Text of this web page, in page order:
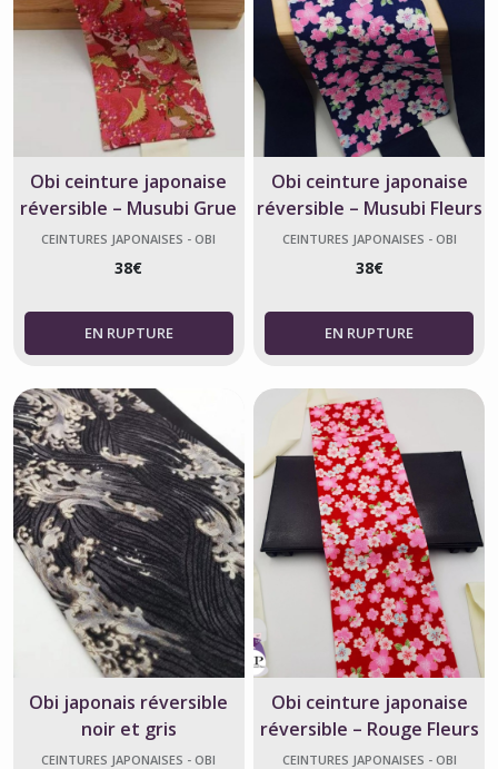
Obi ceinture japonaise
réversible – Musubi Grue
et Jardin Rose – Fabriqué
en France
CEINTURES JAPONAISES - OBI
38€
Obi ceinture japonaise
réversible – Musubi Fleurs
de Sakura Bleu – Fabriqué
en France
CEINTURES JAPONAISES - OBI
38€
Obi japonais réversible
noir et gris
CEINTURES JAPONAISES - OBI
Obi ceinture japonaise
réversible – Rouge Fleurs
de Sakura
CEINTURES JAPONAISES - OBI